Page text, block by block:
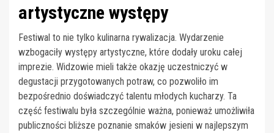
artystyczne występy
Festiwal to nie tylko kulinarna rywalizacja. Wydarzenie
wzbogaciły występy artystyczne, które dodały uroku całej
imprezie. Widzowie mieli także okazję uczestniczyć w
degustacji przygotowanych potraw, co pozwoliło im
bezpośrednio doświadczyć talentu młodych kucharzy. Ta
część festiwalu była szczególnie ważna, ponieważ umożliwiła
publiczności bliższe poznanie smaków jesieni w najlepszym